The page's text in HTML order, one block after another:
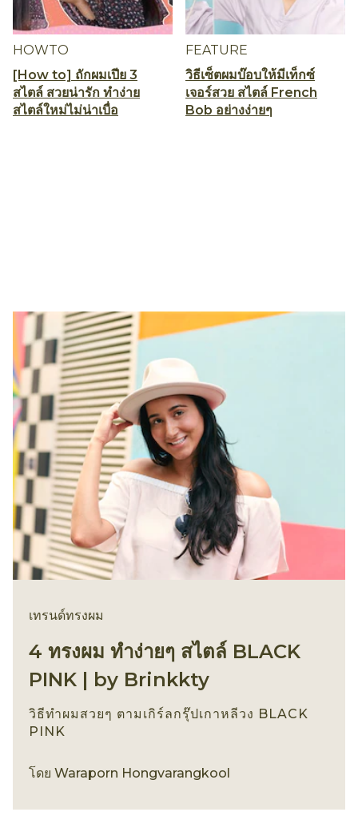
HOWTO
[How to] ถักผมเปีย 3
สไตล์ สวยน่ารัก ทำง่าย
สไตล์ใหม่ไม่น่าเบื่อ
FEATURE
วิธีเซ็ตผมบ๊อบให้มีเท็กซ์
เจอร์สวย สไตล์ French
Bob อย่างง่ายๆ
เทรนด์ทรงผม
4 ทรงผม ทำง่ายๆ สไตล์ BLACK
PINK | by Brinkkty
วิธีทำผมสวยๆ ตามเกิร์ลกรุ๊ปเกาหลีวง BLACK
PINK
โดย Waraporn Hongvarangkool